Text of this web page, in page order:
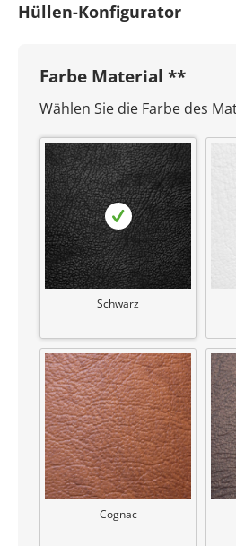
Hüllen-Konfigurator
Farbe Material **
Wählen Sie die Farbe des
Schwarz
Cognac